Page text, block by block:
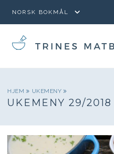
HJEM UKEMENY
UKEMENY 29/2018